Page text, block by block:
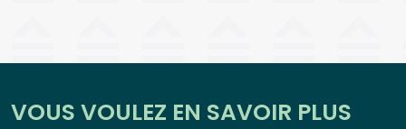
VOUS VOULEZ EN SAVOIR PLUS